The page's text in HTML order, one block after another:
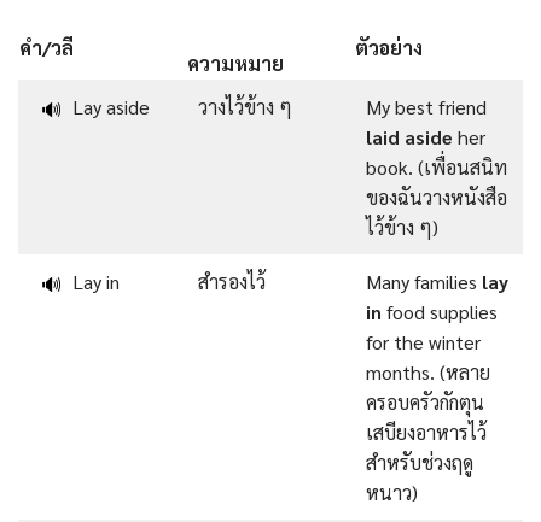
คำ/วลี
ความหมาย
ตัวอย่าง
🔊 Lay aside วางไว้ข้าง ๆ
My best friend
laid aside her
book. (เพื่อนสนิท
ของฉันวางหนังสือ
ไว้ข้าง ๆ)
🔊 Lay in สำรองไว้ Many families lay
in food supplies
for the winter
months. (หลาย
ครอบครัวกักตุน
เสบียงอาหารไว้
สำหรับช่วงฤดู
หนาว)